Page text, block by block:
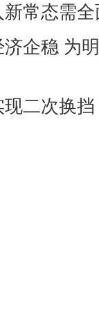
常态需
企稳 为
二次换挡